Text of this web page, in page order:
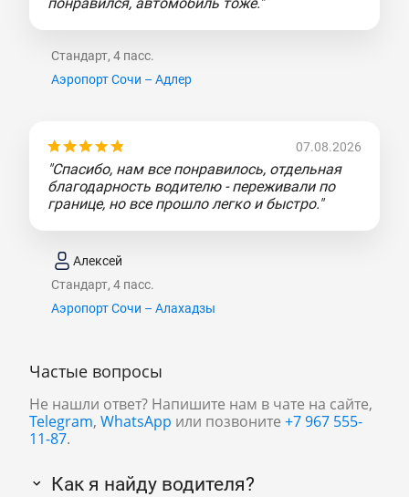
понравился, автомобиль тоже."
Стандарт, 4 пасс.
Аэропорт Сочи – Адлер
07.08.2026
"Спасибо, нам все понравилось, отдельная
благодарность водителю - переживали по
границе, но все прошло легко и быстро."
Алексей
Стандарт, 4 пасс.
Аэропорт Сочи – Алахадзы
Частые вопросы
Не нашли ответ? Напишите нам в чате на сайте,
Telegram, WhatsApp или позвоните +7 967 555-
11-87.
Как я найду водителя?